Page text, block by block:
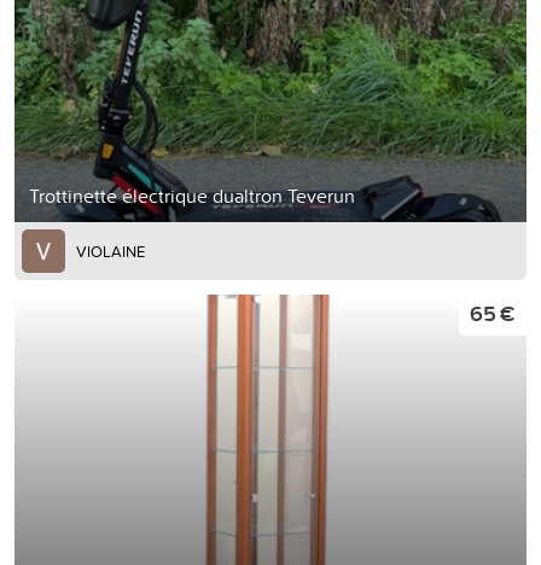
Trottinette électrique dualtron Teverun
VIOLAINE
65 €